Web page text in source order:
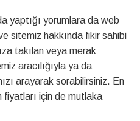
yaptığı yorumlara da web
sitemiz hakkında fikir sahibi
takılan veya merak
aracılığıyla ya da
arayarak sorabilirsiniz. En
fiyatları için de mutlaka